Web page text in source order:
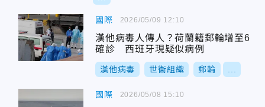
國際
漢他病毒人傳人？荷蘭籍郵輪增至6
確診 西班牙現疑似病例
漢他病毒 世衞組織 郵輪
2026/05/09 12:10
國際 2026/05/08 15:10